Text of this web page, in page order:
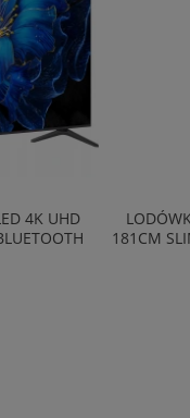
4K UHD
181CM